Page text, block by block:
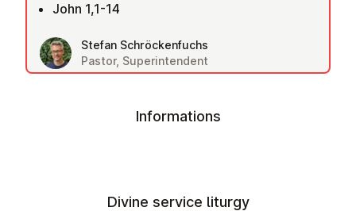
John 1,1-14
Stefan Schröckenfuchs
Pastor, Superintendent
Informations
Divine service liturgy